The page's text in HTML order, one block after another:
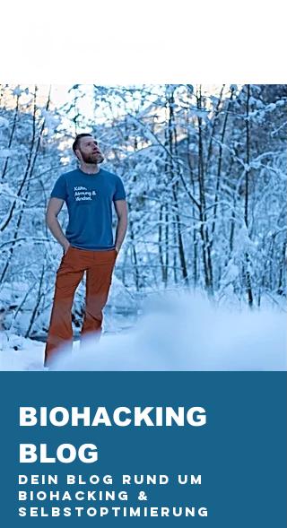
BIOHACKING
BLOG
Dein Blog rund um
Biohacking &
Selbstoptimierung